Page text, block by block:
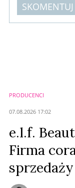
SKOMENTUJ
PRODUCENCI
07.08.2026 17:02
e.l.f.
Firma
sprzedaży